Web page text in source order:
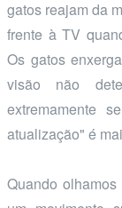
gatos reajam da
frente à TV
Os gatos
visão não
extremamente
atualização" é
Quando